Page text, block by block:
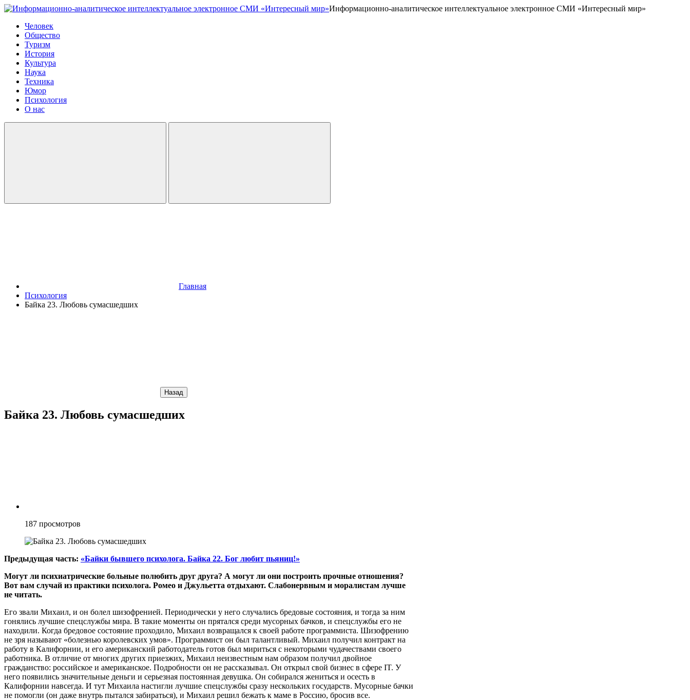
Информационно-аналитическое интеллектуальное электронное СМИ «Интересный мир»
Человек
Общество
Туризм
История
Культура
Наука
Техника
Юмор
Психология
О нас
Главная
Психология
Байка 23. Любовь сумасшедших
Назад
Байка 23. Любовь сумасшедших
187 просмотров
Предыдущая часть: «Байки бывшего психолога. Байка 22. Бог любит пьяниц!»
Могут ли психиатрические больные полюбить друг друга? А могут ли они построить прочные отношения?
Вот вам случай из практики психолога. Ромео и Джульетта отдыхают. Слабонервным и моралистам лучше
не читать.
Его звали Михаил, и он болел шизофренией. Периодически у него случались бредовые состояния, и тогда за ним
гонялись лучшие спецслужбы мира. В такие моменты он прятался среди мусорных бачков, и спецслужбы его не
находили. Когда бредовое состояние проходило, Михаил возвращался к своей работе программиста. Шизофрению
не зря называют «болезнью королевских умов». Программист он был талантливый. Михаил получил контракт на
работу в Калифорнии, и его американский работодатель готов был мириться с некоторыми чудачествами своего
работника. В отличие от многих других приезжих, Михаил неизвестным нам образом получил двойное
гражданство: российское и американское. Подробности он не рассказывал. Он открыл свой бизнес в сфере IT. У
него появились значительные деньги и серьезная постоянная девушка. Он собирался жениться и осесть в
Калифорнии навсегда. И тут Михаила настигли лучшие спецслужбы сразу нескольких государств. Мусорные бачки
не помогли (он даже внутрь пытался забираться), и Михаил решил бежать к маме в Россию, бросив все.